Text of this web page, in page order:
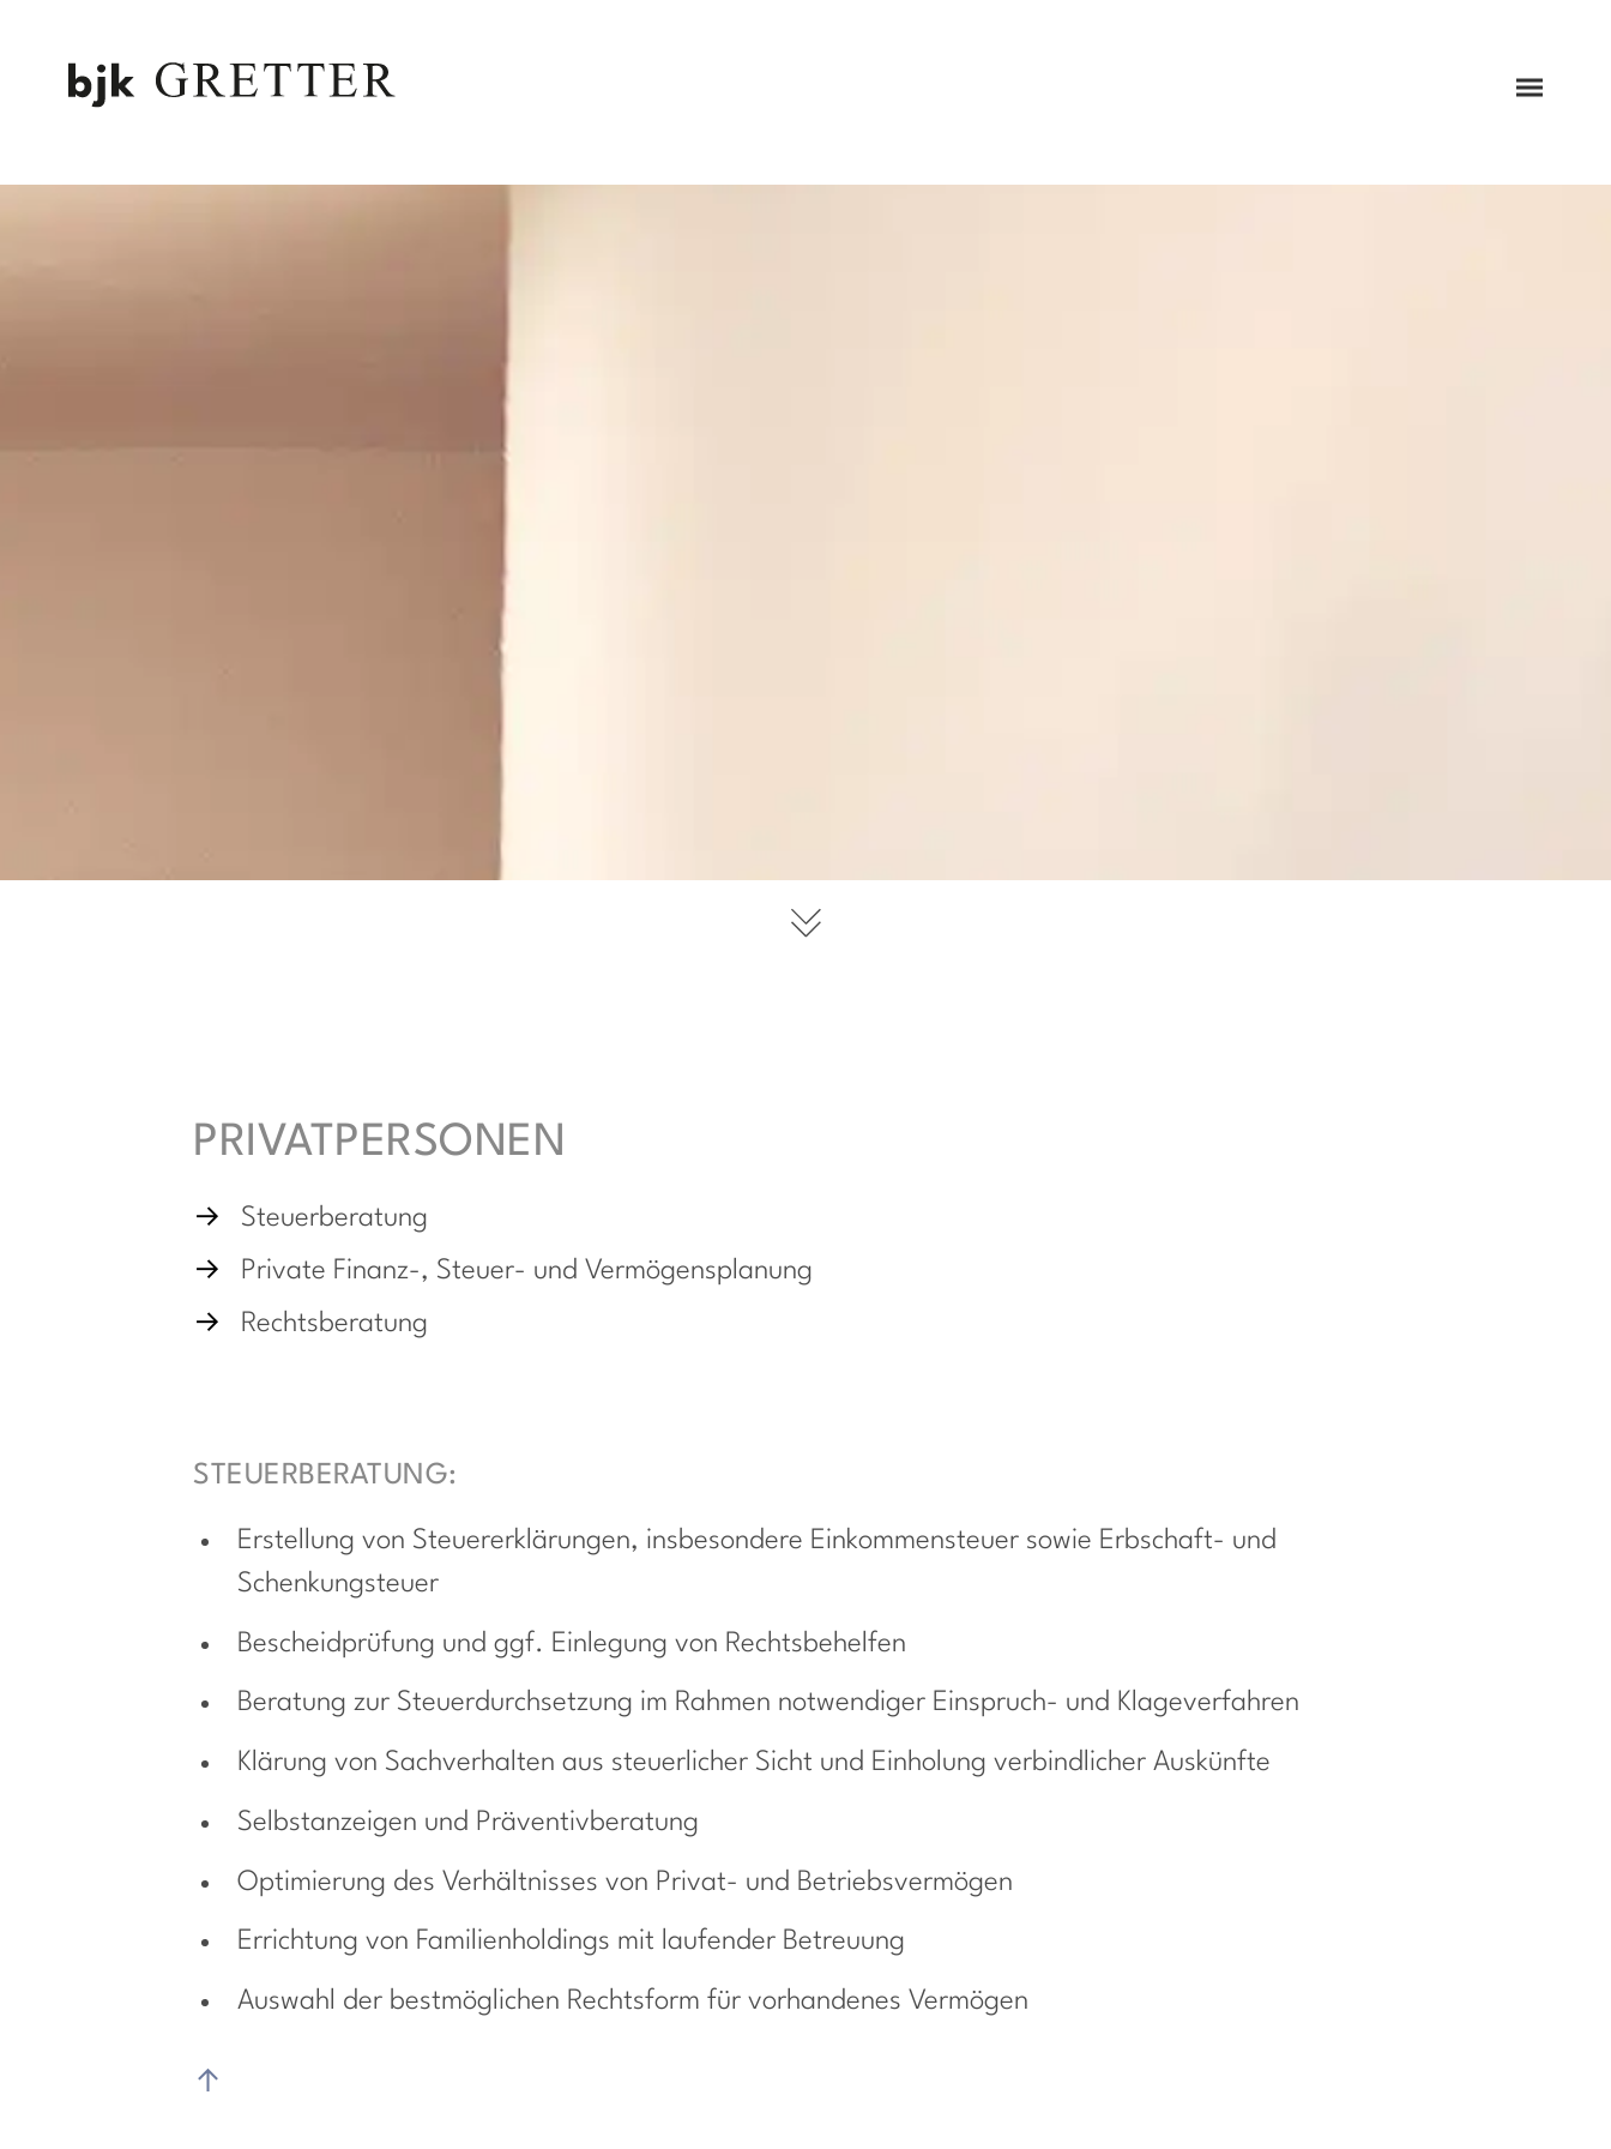
ZUM HAUPTINHALT SPRINGEN
Menü
PRIVATPERSONEN
Steuerberatung
Private Finanz-, Steuer- und Vermögensplanung
Rechtsberatung
STEUERBERATUNG:
Erstellung von Steuererklärungen, insbesondere Einkommensteuer sowie Erbschaft- und
Schenkungsteuer
Bescheidprüfung und ggf. Einlegung von Rechtsbehelfen
Beratung zur Steuerdurchsetzung im Rahmen notwendiger Einspruch- und Klageverfahren
Klärung von Sachverhalten aus steuerlicher Sicht und Einholung verbindlicherAuskünfte
Selbstanzeigen und Präventivberatung
Optimierung des Verhältnisses von Privat- und Betriebsvermögen
Errichtung von Familienholdings mit laufender Betreuung
Auswahl der bestmöglichen Rechtsform für vorhandenes Vermögen
↑